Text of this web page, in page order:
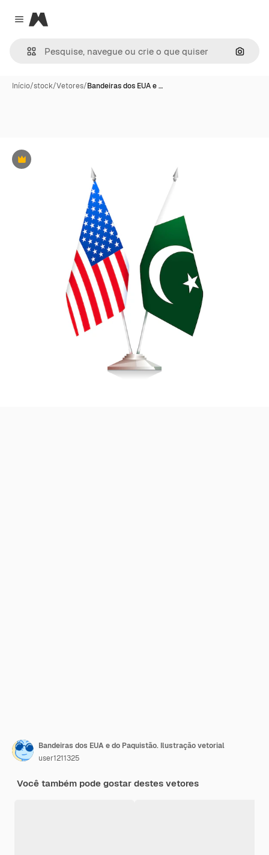
Close menu
Magnific
Início/stock/Vetores/Bandeiras dos EUA e …
Premium
Bandeiras dos EUA e do Paquistão. Ilustração vetorial
user1211325
Você também pode gostar destes vetores